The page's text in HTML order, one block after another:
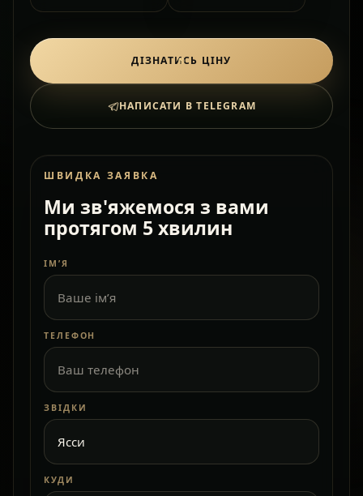
ДІЗНАТИСЬ ЦІНУ
НАПИСАТИ В TELEGRAM
ШВИДКА ЗАЯВКА
Ми зв'яжемося з вами
протягом 5 хвилин
ІМ’Я
ТЕЛЕФОН
ЗВІДКИ
КУДИ